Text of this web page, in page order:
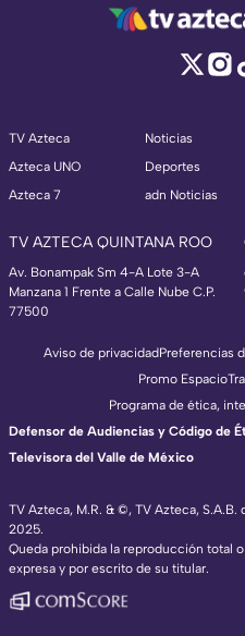
TV Azteca
Azteca UNO
Azteca 7
Noticias
Deportes
adn Noticias
TV AZTECA QUINTANA ROO
Av. Bonampak Sm 4-A Lote 3-A
Manzana 1 Frente a Calle Nube C.P.
77500
TV Azteca, M.R. & ©, TV Azteca,
2025.
Queda prohibida la reproducción total
expresa y por escrito de su titular.
Aviso de privacidadPreferencias
Promo Espacio
Programa de ética,
Defensor de Audiencias y Código de
Televisora del Valle de México